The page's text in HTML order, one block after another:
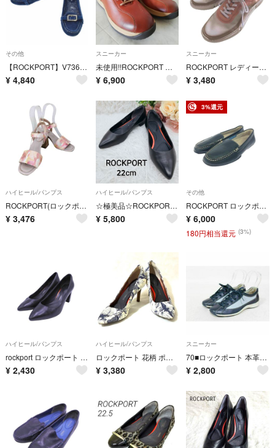
その他
【ROCKPORT】V73646 ETTY ENAMEL MOC スエードレザーシューズ
¥ 4,840
スニーカー
未使用!!ROCKPORT ロックポート 本革 スニーカー24cm
¥ 6,900
スニーカー
ROCKPORT レディース スニーカー
¥ 3,480
ハイヒール/パンプス
ROCKPORT(ロックポート) ファラ ヒール リミテッドエディション
¥ 3,476
ハイヒール/パンプス
☆極美品☆ROCKPORT ロックポート 本革 フラットパンプス 黒 22cm
¥ 5,800
3%還元
その他
ROCKPORT ロックポート ドライビングシューズ 表記サイズ:22.5cm レザー ブラック レディース / 240001207802
¥ 6,000
180円相当還元 (3%)
ハイヒール/パンプス
rockport ロックポート TRUTECH レザー ポインテッドトゥ ミドルヒール パンプス size24.5ｃｍ/黒 ■■ レディース
¥ 2,430
ハイヒール/パンプス
ロックポート 花柄 ポインテッドトゥ パンプス 22 ネイビー アイボリー 美品
¥ 3,380
スニーカー
70■ロックポート 本革ウォーキングシューズ(5半W)
¥ 2,800